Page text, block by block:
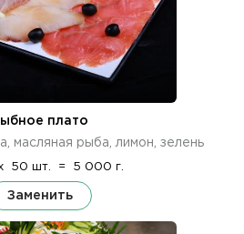
плато
масляная рыба, лимон, зелень
50 шт. = 5 000 г.
Заменить